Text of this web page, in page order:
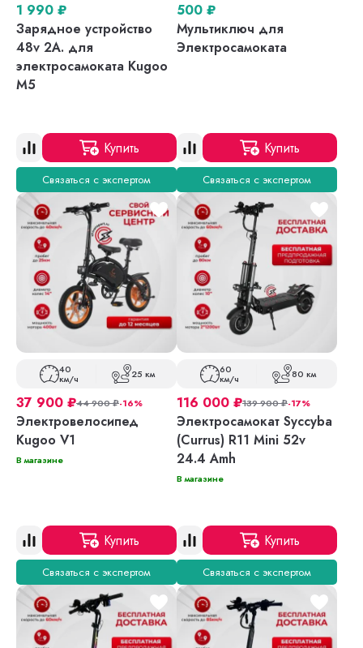
1 990 ₽
Зарядное устройство
48v 2A. для
электросамоката Kugoo
M5
Купить
Связаться с экспертом
500 ₽
Мультиключ для
Электросамоката
Купить
Связаться с экспертом
40
км/ч 25 км
37 900 ₽44 900₽-16%
Электровелосипед
Kugoo V1
В магазине
Купить
Связаться с экспертом
60
км/ч 80 км
116 000 ₽139 900₽-17%
Электросамокат Syccyba
(Currus) R11 Mini 52v
24.4 Amh
В магазине
Купить
Связаться с экспертом